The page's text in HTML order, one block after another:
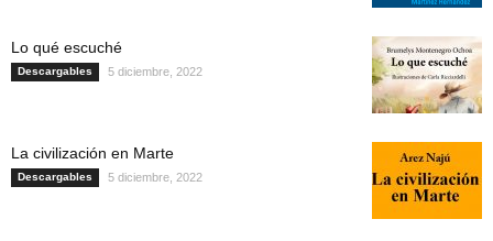
Lo qué escuché
Descargables 5 diciembre, 2022
La civilización en Marte
Descargables 5 diciembre, 2022